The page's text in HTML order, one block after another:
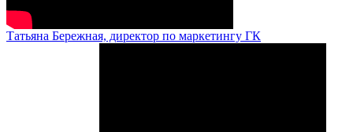
Татьяна Бережная, директор по маркетингу ГК